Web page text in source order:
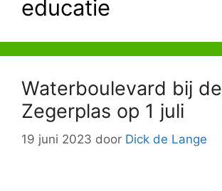
educatie
Waterboulevard bij de
Zegerplas op 1 juli
19 juni 2023 door Dick de Lange